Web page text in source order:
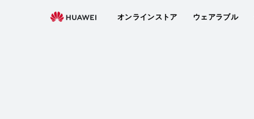
オンラインストア ウェアラブル